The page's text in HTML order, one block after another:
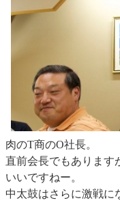
肉のT商のO社長。
直前会長でもあります
いいですねー。
中太鼓はさらに激戦に